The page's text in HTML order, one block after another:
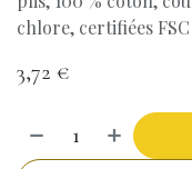
chlore, certifiées FSC
3,72 €